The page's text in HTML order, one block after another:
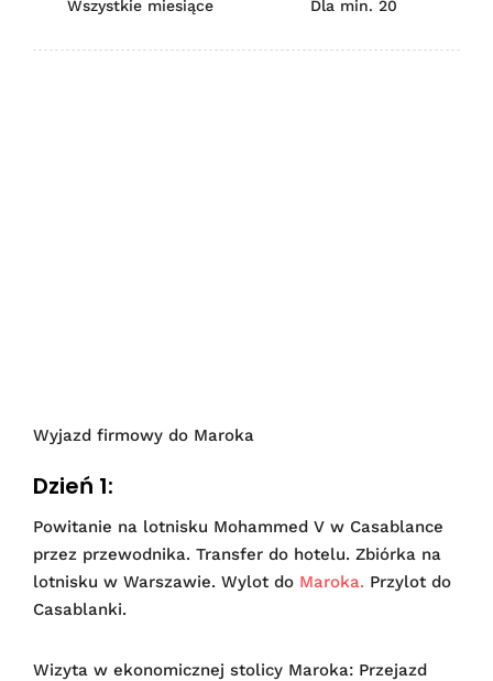
Wszystkie miesiące Dla min. 20
Wyjazd firmowy do Maroka
Dzień 1:
Powitanie na lotnisku Mohammed V w Casablance
przez przewodnika. Transfer do hotelu. Zbiórka na
lotnisku w Warszawie. Wylot do Maroka. Przylot do
Casablanki.
Wizyta w ekonomicznej stolicy Maroka: Przejazd